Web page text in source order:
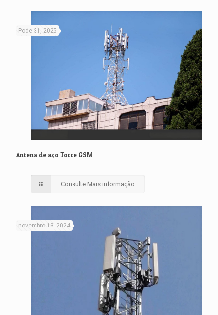
Pode 31, 2025
Antena de aço Torre GSM
Consulte Mais informação
novembro 13, 2024